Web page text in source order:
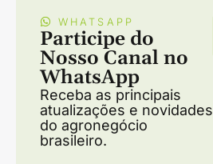
WHATSAPP
Participe do
Nosso Canal no
WhatsApp
Receba as principais
atualizações e novidades
do agronegócio
brasileiro.